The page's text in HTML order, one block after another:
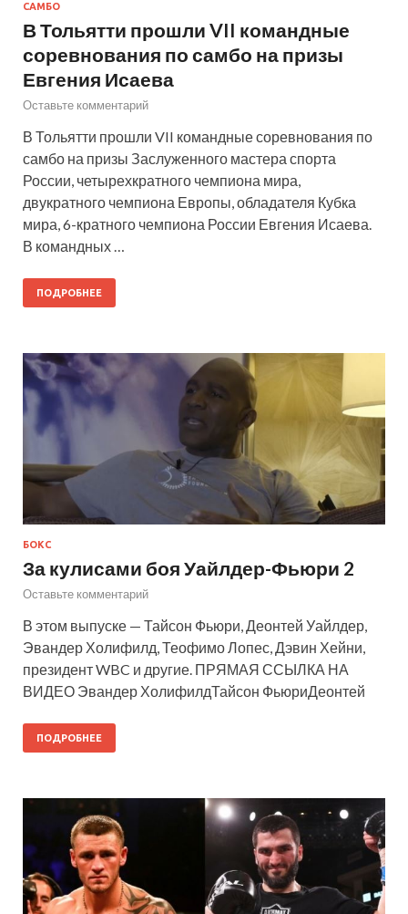
САМБО
В Тольятти прошли VII командные
соревнования по самбо на призы
Евгения Исаева
Оставьте комментарий
В Тольятти прошли VII командные соревнования по
самбо на призы Заслуженного мастера спорта
России, четырехкратного чемпиона мира,
двукратного чемпиона Европы, обладателя Кубка
мира, 6-кратного чемпиона России Евгения Исаева.
В командных …
ПОДРОБНЕЕ
БОКС
За кулисами боя Уайлдер-Фьюри 2
Оставьте комментарий
В этом выпуске — Тайсон Фьюри, Деонтей Уайлдер,
Эвандер Холифилд, Теофимо Лопес, Дэвин Хейни,
президент WBC и другие. ПРЯМАЯ ССЫЛКА НА
ВИДЕО Эвандер ХолифилдТайсон ФьюриДеонтей
ПОДРОБНЕЕ